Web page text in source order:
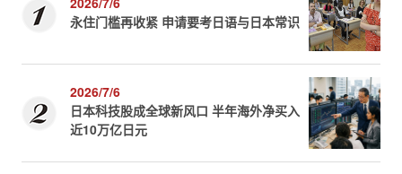
永住门槛再收紧 申请要考日语与日本常识
2026/7/6
日本科技股成全球新风口 半年海外净买入
近10万亿日元